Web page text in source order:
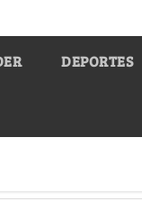
DEPORTES